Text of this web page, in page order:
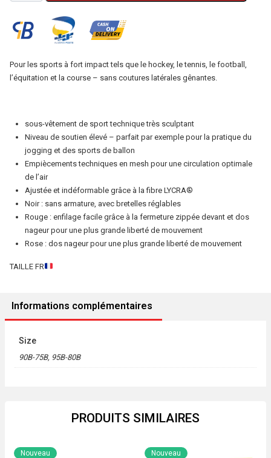
brassière
sport
(Soutien-
sport
maintien
supérieur)
Rose-
Rouge
Pour les sports à fort impact tels que le hockey, le tennis, le football,
l’équitation et la course – sans coutures latérales gênantes.
sous-vêtement de sport technique très sculptant
Niveau de soutien élevé – parfait par exemple pour la pratique du
jogging et des sports de ballon
Empiècements techniques en mesh pour une circulation optimale
de l’air
Ajustée et indéformable grâce à la fibre LYCRA®
Noir : sans armature, avec bretelles réglables
Rouge : enfilage facile grâce à la fermeture zippée devant et dos
nageur pour une plus grande liberté de mouvement
Rose : dos nageur pour une plus grande liberté de mouvement
TAILLE FR
Informations complémentaires
Size
90B-75B, 95B-80B
PRODUITS SIMILAIRES
Nouveau Nouveau